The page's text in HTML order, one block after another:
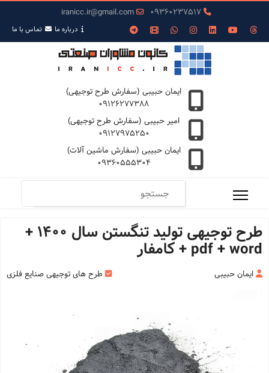
09360237517
iranicc.ir@gmail.com
درباره ما تمـاس با ما
ایمان حبیبی (سفارش طرح توجیهی)
09126277388
امیر حبیبی (سفارش طرح توجیهی)
09127975250
ایمان حبیبی (سفارش ماشین آلات)
09360555304
طرح توجیهی تولید تنگستن سال 1400 +
pdf + word + کامفار
ایمان حبیبی طرح های توجیهی صنایع فلزی